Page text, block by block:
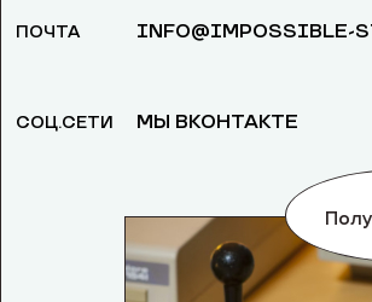
ПОЧТА
СОЦ.СЕТИ
INFO@IMPOSSIBLE-
МЫ ВКОНТАКТЕ